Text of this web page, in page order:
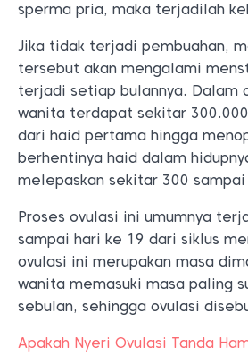
sperma pria, maka terjadilah
Jika tidak terjadi pembuahan,
tersebut akan mengalami
terjadi setiap bulannya. Dalam
wanita terdapat sekitar
dari haid pertama hingga
berhentinya haid dalam
melepaskan sekitar 300
Proses ovulasi ini umumnya
sampai hari ke 19 dari siklus
ovulasi ini merupakan masa
wanita memasuki masa paling
sebulan, sehingga ovulasi
Apakah Nyeri Ovulasi Tanda